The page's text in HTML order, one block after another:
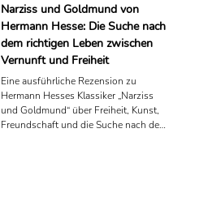
Narziss und Goldmund von
Hermann Hesse: Die Suche nach
dem richtigen Leben zwischen
Vernunft und Freiheit
Eine ausführliche Rezension zu
Hermann Hesses Klassiker „Narziss
und Goldmund“ über Freiheit, Kunst,
Freundschaft und die Suche nach dem